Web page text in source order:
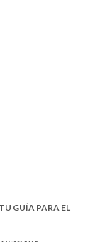
GUÍA PARA EL